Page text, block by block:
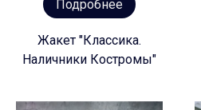
Подробнее
Жакет "Классика.
Наличники Костромы"